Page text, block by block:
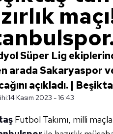
Süper Lig
arada Sakaryaspor
açıkladı. |
14 Kasım 2023 - 16:43
Futbol Takımı, milli